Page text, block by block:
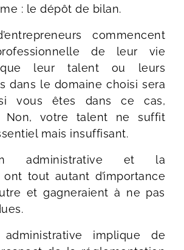
: le dépôt de bilan.
commencent
de leur vie
que leur talent ou leurs
dans le domaine choisi sera
vous êtes dans ce cas,
Non, votre talent ne suffit
mais insuffisant.
administrative et la
tout autant d’importance
et gagneraient à ne pas
implique de